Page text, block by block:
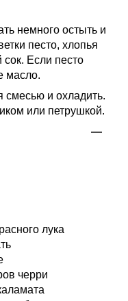
немного остыть и
песто, хлопья
Если песто
масло.
смесью и охладить.
или петрушкой.
лука
черри